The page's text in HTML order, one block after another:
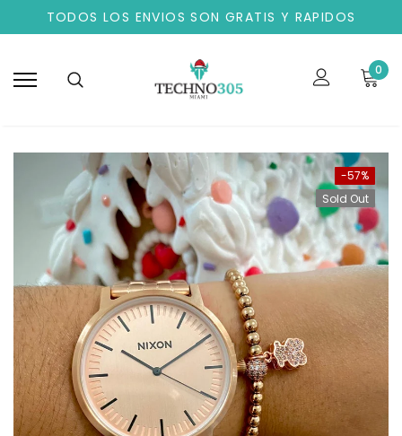
TODOS LOS ENVIOS SON GRATIS Y RAPIDOS
0
-57%
Sold Out